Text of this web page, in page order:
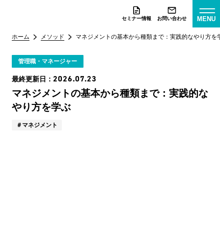
セミナー情報 お問い合わせ MENU
ホーム メソッド マネジメントの基本から種類まで：実践的なやり方を
管理職・マネージャー
最終更新日： 2026.07.23
マネジメントの基本から種類まで：実践的な
やり方を学ぶ
マネジメント